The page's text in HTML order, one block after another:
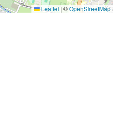
Leaflet | ©OpenStreetMap